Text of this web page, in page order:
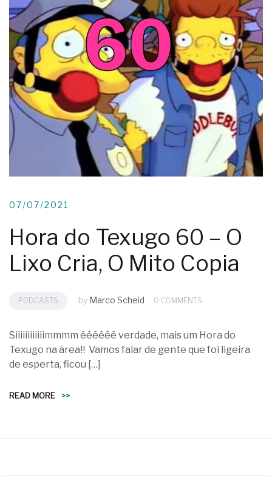
07/07/2021
Hora do Texugo 60 – O
Lixo Cria, O Mito Copia
PODCASTS by Marco Scheid 0 COMMENTS
Siiiiiiiiiiiimmmm éééééé verdade, mais um Hora do
Texugo na área!! Vamos falar de gente que foi ligeira
de esperta, ficou […]
READ MORE >>